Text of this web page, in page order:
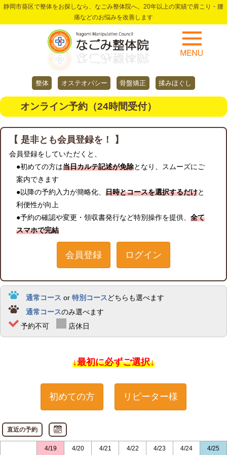
静岡市葵区で整体をお探しなら、なごみ整体院へ。20年以上の実績で肩こり・腰
痛などのお悩みを改善します
整体 オステオパシー 骨盤矯正 揉みほぐし
オンライン予約（24時間受付）
【 是非とも会員登録を！ 】
会員登録をしていただくと、
●初めての方は当日カルテ記述が免除となり、スムーズにご
案内できます
●以降の予約入力が簡略化、 日時とコースを選択するだけと
利便性が向上
●予約の確認や変更・領収書発行など特別操作を提供、 全て
スマホで完結
会員登録 ログイン
通常コース or 特別コースどちらも選べます
通常コースのみ選べます
予約不可
店休日
↓最初に必ずご選択↓
初めての方 リピーター様
直近の予約
4/19
4/20
4/21
4/22
4/23
4/24
4/25